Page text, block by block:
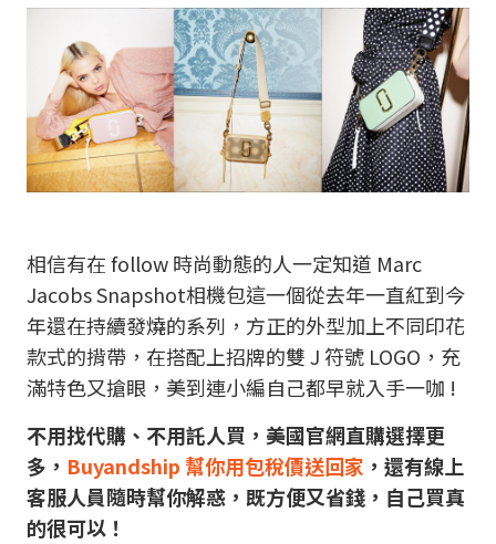
相信有在 follow 時尚動態的人一定知道 Marc
Jacobs Snapshot相機包這一個從去年一直紅到今
年還在持續發燒的系列，方正的外型加上不同印花
款式的揹帶，在搭配上招牌的雙 J 符號 LOGO，充
滿特色又搶眼，美到連小編自己都早就入手一咖 !
不用找代購、不用託人買，美國官網直購選擇更
多， Buyandship 幫你用包稅價送回家 ，還有線上
客服人員隨時幫你解惑，既方便又省錢，自己買真
的很可以！